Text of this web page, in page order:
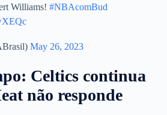
Williams! #NBAcomBud
May 26, 2023
Celtics continua
não responde